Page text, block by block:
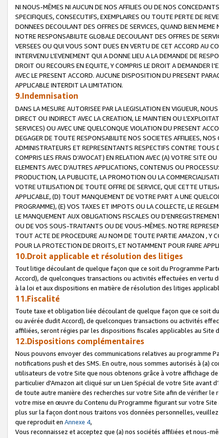
NI NOUS-MÊMES NI AUCUN DE NOS AFFILIES OU DE NOS
SPECIFIQUES, CONSECUTIFS, EXEMPLAIRES OU TOUTE PERTE DE
DONNEES DECOULANT DES OFFRES DE SERVICES, QUAND BIEN
NOTRE RESPONSABILITE GLOBALE DECOULANT DES OFFRES DE
VERSEES OU QUI VOUS SONT DUES EN VERTU DE CET ACCORD AU
INTERVENU L’EVENEMENT QUI A DONNE LIEU A LA DEMANDE DE
DROIT OU RECOURS EN EQUITE, Y COMPRIS LE DROIT A DEMANDER
AVEC LE PRESENT ACCORD. AUCUNE DISPOSITION DU PRESENT
APPLICABLE INTERDIT LA LIMITATION.
9.Indemnisation
DANS LA MESURE AUTORISEE PAR LA LEGISLATION EN VIGUEUR,
DIRECT OU INDIRECT AVEC LA CREATION, LE MAINTIEN OU
SERVICES) OU AVEC UNE QUELCONQUE VIOLATION DU PRESENT
DEGAGER DE TOUTE RESPONSABILITE NOS SOCIETES AFFILIEES,
ADMINISTRATEURS ET REPRESENTANTS RESPECTIFS CONTRE
COMPRIS LES FRAIS D’AVOCAT) EN RELATION AVEC (A) VOTRE SITE
ELEMENTS AVEC D’AUTRES APPLICATIONS, CONTENUS OU
PRODUCTION, LA PUBLICITE, LA PROMOTION OU LA
VOTRE UTILISATION DE TOUTE OFFRE DE SERVICE, QUE CETTE
APPLICABLE, (D) TOUT MANQUEMENT DE VOTRE PART A UNE
PROGRAMME), (E) VOS TAXES ET IMPOTS OU LA COLLECTE, LE
LE MANQUEMENT AUX OBLIGATIONS FISCALES OU
OU DE VOS SOUS-TRAITANTS OU DE VOUS-MÊMES. NOTRE
TOUT ACTE DE PROCEDURE AU NOM DE TOUTE PARTIE AMAZON , Y
POUR LA PROTECTION DE DROITS, ET NOTAMMENT POUR FAIRE
10.Droit applicable et résolution des litiges
Tout litige découlant de quelque façon que ce soit du Programme
Accord), de quelconques transactions ou activités effectuées en vertu
à la loi et aux dispositions en matière de résolution des litiges
11.Fiscalité
Toute taxe et obligation liée découlant de quelque façon que ce soit
ou avérée dudit Accord), de quelconques transactions ou activités
affiliées, seront régies par les dispositions fiscales applicables au Site
12.Dispositions complémentaires
Nous pouvons envoyer des communications relatives au programme
notifications push et des SMS. En outre, nous sommes autorisés à
utilisateurs de votre Site que nous obtenons grâce à votre affichage
particulier d'Amazon ait cliqué sur un Lien Spécial de votre Site avant
de toute autre manière des recherches sur votre Site afin de vérifier
votre mise en œuvre du Contenu du Programme figurant sur votre
plus sur la façon dont nous traitons vos données personnelles,
que reproduit en Annexe 4,
Vous reconnaissez et acceptez que (a) nos sociétés affiliées et nous-